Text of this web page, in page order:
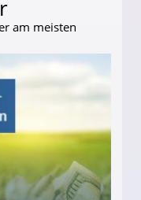
am meisten